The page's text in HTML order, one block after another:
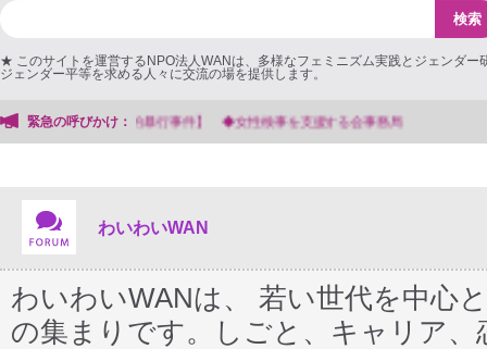
★ このサイトを運営するNPO法人WANは、多様なフェミニズム実践とジェンダー
ジェンダー平等を求める人々に交流の場を提供します。
緊急の呼びかけ： 【抗議文】2026年3月13日第6次男女共同参画基本計画の
わいわいWAN
わいわいWANは、 若い世代を中心
の集まりです。しごと、キャリア